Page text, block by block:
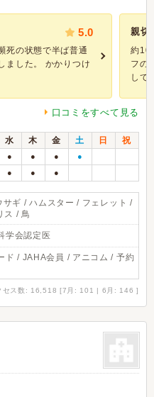
5.0
死の状態で半ば普通
ました。 かかりつけ
親切
約10
フの
して
口コミをすべて見る
水 木 金 土 日
祝
● ● ● ●
● ● ●
サギ / ハムスター / フェレット /
ス / 鳥
学会認定医
ド / JAHA会員 / アニコム / 予約
セス数: 16,518 [7月: 101 | 6月: 146 ]